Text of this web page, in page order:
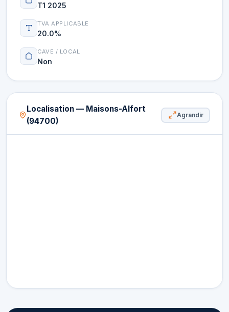
T1 2025
TVA APPLICABLE
20.0%
CAVE / LOCAL
Non
Localisation — Maisons-Alfort
(94700)
Agrandir